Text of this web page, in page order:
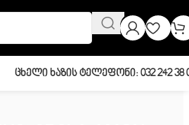
Ცხელი Ხაზის Ტელეფონი: 032 242 38